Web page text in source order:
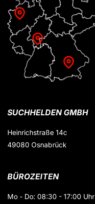
SUCHHELDEN GMBH
Heinrichstraße 14c
49080 Osnabrück
BÜROZEITEN
Mo - Do: 08:30 - 17:00 Uhr